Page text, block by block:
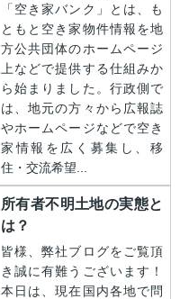
「空き家バンク」とは、も
ともと空き家物件情報を地
方公共団体のホームページ
上などで提供する仕組みか
ら始まりました。行政側で
は、地元の方々から広報誌
やホームページなどで空き
家情報を広く募集し、移
住・交流希望...
所有者不明土地の実態と
は？
皆様、弊社ブログをご覧頂
き誠に有難うございます！
本日は、現在国内各地で問